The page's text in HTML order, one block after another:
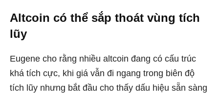
Altcoin có thể sắp thoát vùng tích
lũy
Eugene cho rằng nhiều altcoin đang có cấu trúc
khá tích cực, khi giá vẫn đi ngang trong biên độ
tích lũy nhưng bắt đầu cho thấy dấu hiệu sẵn sàng